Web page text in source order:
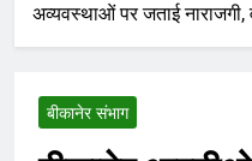
अव्यवस्थाओं पर जताई नाराजगी,
बीकानेर संभाग